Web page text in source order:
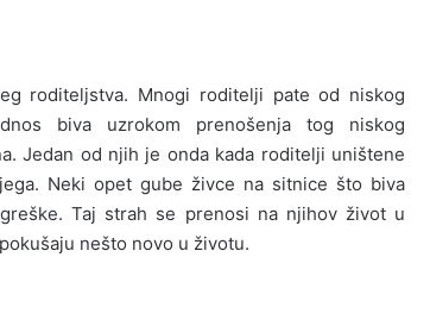
roditeljstva. Mnogi roditelji pate od niskog
biva uzrokom prenošenja tog niskog
Jedan od njih je onda kada roditelji uništene
Neki opet gube živce na sitnice što biva
Taj strah se prenosi na njihov život u
nešto novo u životu.